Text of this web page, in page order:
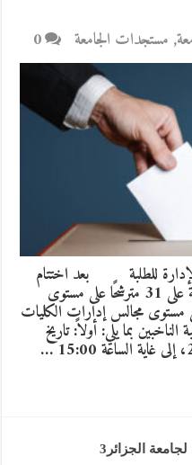
, مستجدات الجامعة 0
للطلبة بعد اختتام
فترة إيداع الترشيحات، وبعد المصادقة على 31 مترشحًا على مستوى
و36 مترشحًا على مستوى مجالس إدارات الكليات
بما يلي: أولاً: تاريخ
الجزائر3